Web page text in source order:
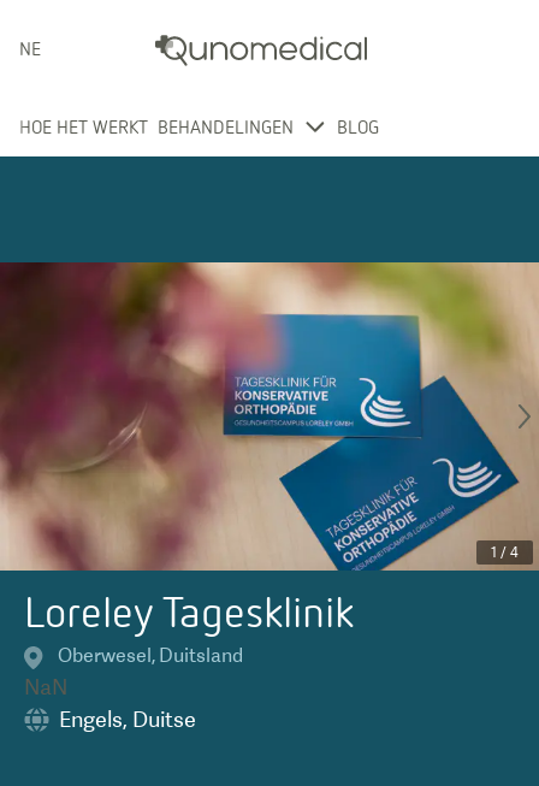
NEDERLANDS
HOE HET WERKT BEHANDELINGEN BLOG
1 / 4
Loreley Tagesklinik
Oberwesel, Duitsland
NaN
Engels, Duitse